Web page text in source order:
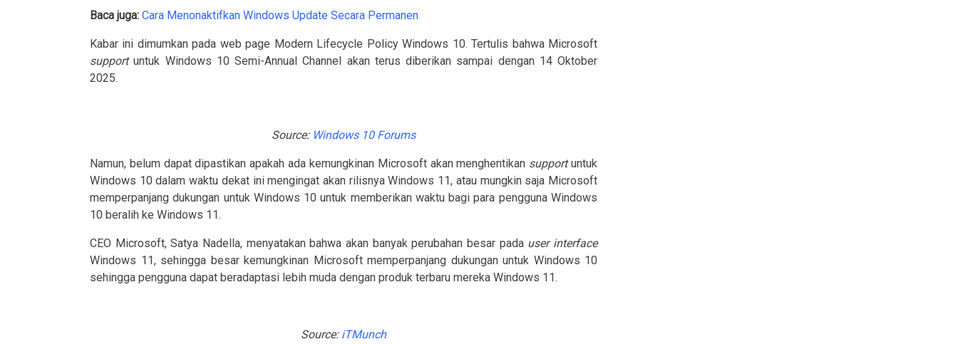
Baca juga: Cara Menonaktifkan Windows Update Secara Permanen
Kabar ini dimumkan pada web page Modern Lifecycle Policy Windows 10. Tertulis bahwa Microsoft
supportuntuk Windows 10 Semi-Annual Channel akan terus diberikan sampai dengan 14 Oktober
2025.
Source: Windows 10 Forums
Namun, belum dapat dipastikan apakah ada kemungkinan Microsoft akan menghentikan supportuntuk
Windows 10 dalam waktu dekat ini mengingat akan rilisnya Windows 11, atau mungkin saja Microsoft
memperpanjang dukungan untuk Windows 10 untuk memberikan waktu bagi para pengguna Windows
10 beralih ke Windows 11.
CEO Microsoft, Satya Nadella, menyatakan bahwa akan banyak perubahan besar pada user interface
Windows 11, sehingga besar kemungkinan Microsoft memperpanjang dukungan untuk Windows 10
sehingga pengguna dapat beradaptasi lebih muda dengan produk terbaru mereka Windows 11.
Source: iTMunch